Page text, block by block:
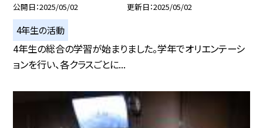
公開日 2025/05/02 更新日 2025/05/02
4年生の活動
4年生の総合の学習が始まりました。学年でオリエンテーシ
ョンを行い、各クラスごとに...